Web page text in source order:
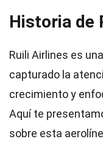
Historia de
Ruili Airlines es
capturado la
crecimiento y
Aquí te
sobre esta